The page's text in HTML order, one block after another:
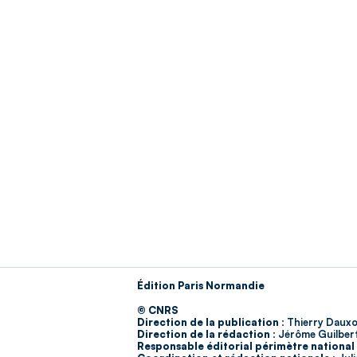
Édition Paris Normandie
© CNRS
Direction de la publication : Thierry
Direction de la rédaction : Jérôme
Responsable éditorial périmètre national